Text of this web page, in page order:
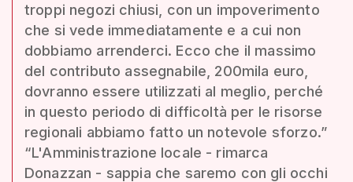
troppi negozi chiusi, con un impoverimento
che si vede immediatamente e a cui non
dobbiamo arrenderci. Ecco che il massimo
del contributo assegnabile, 200mila euro,
dovranno essere utilizzati al meglio, perché
in questo periodo di difficoltà per le risorse
regionali abbiamo fatto un notevole sforzo.”
“L'Amministrazione locale - rimarca
Donazzan - sappia che saremo con gli occhi